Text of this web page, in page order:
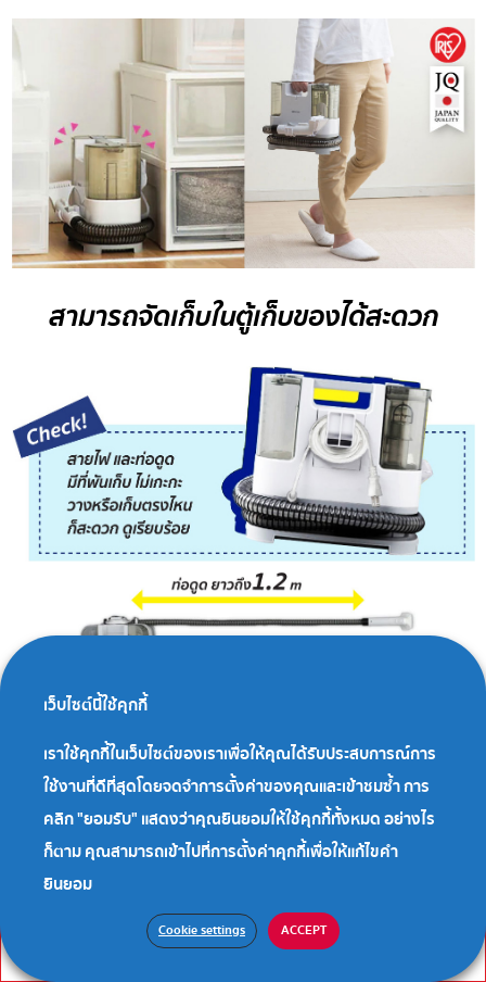
สามารถจัดเก็บในตู้เก็บของได้สะดวก
เว็บไซต์นี้ใช้คุกกี้
เราใช้คุกกี้ในเว็บไซต์ของเราเพื่อให้คุณได้รับประสบการณ์การ
ใช้งานที่ดีที่สุดโดยจดจำการตั้งค่าของคุณและเข้าชมซ้ำ การ
คลิก "ยอมรับ" แสดงว่าคุณยินยอมให้ใช้คุกกี้ทั้งหมด อย่างไร
ก็ตาม คุณสามารถเข้าไปที่การตั้งค่าคุกกี้เพื่อให้แก้ไขคำ
ยินยอม
Cookie settings ACCEPT